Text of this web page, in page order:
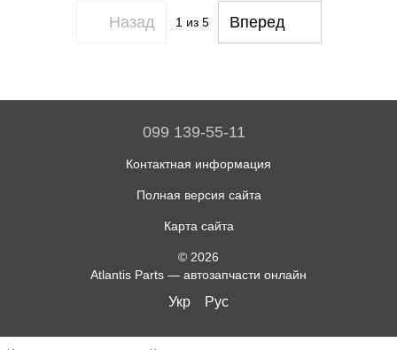
Назад 1 из 5 Вперед
099 139-55-11
Контактная информация
Полная версия сайта
Карта сайта
© 2026
Atlantis Parts — автозапчасти онлайн
Укр Рус